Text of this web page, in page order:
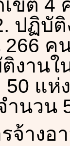
ปฏิบั
ค
งาน
50 แ
ำนวน
รจ้าง